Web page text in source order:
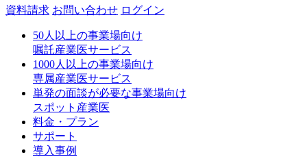
資料請求 お問い合わせ ログイン
50人以上の事業場向け
嘱託産業医サービス
1000人以上の事業場向け
専属産業医サービス
単発の面談が必要な事業場向け
スポット産業医
料金・プラン
サポート
導入事例